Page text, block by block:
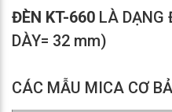
ĐÈN KT-660 LÀ DẠNG
DÀY= 32 mm)
CÁC MẪU MICA CƠ